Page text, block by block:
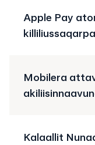
Apple Pay
Mobilera
Kalaallit